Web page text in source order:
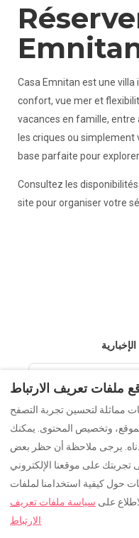
Casa Emnitan est une
confort, vue mer et
vacances en famille, entre
les criques ou
base parfaite pour
Consultez les
site pour organiser votre
Arabic
ملفات تعريف الارتباط
مماثلة لتحسين تجربة التصفح
وتخصيص المحتوى. يمكنك
يرجى ملاحظة أن حظر بعض
تجربتك على موقعنا الإلكتروني
حول كيفية استخدامنا لملفات
على سياسة ملفات تعريف
الارتباط